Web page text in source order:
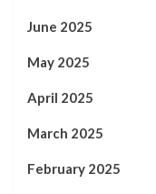
June 2025
May 2025
April 2025
March 2025
February 2025